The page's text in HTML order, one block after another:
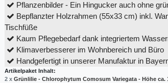
Pflanzenbilder - Ein Hingucker auch ohne
Bepflanzter Holzrahmen (55x33 cm) inkl.
Tischfüße
Kaum Pflegebedarf dank integriertem
Klimaverbesserer im Wohnbereich und Büro
Handgefertigt in unserer Manufaktur in
Artikelpaket Inhalt:
2 x Grünlilie - Chlorophytum Comosum Variegata - Höhe ca.